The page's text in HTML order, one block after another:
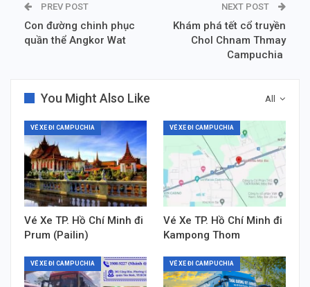
PREV POST
Con đường chinh phục
quần thể Angkor Wat
NEXT POST
Khám phá tết cổ truyền
Chol Chnam Thmay
Campuchia
All
You Might Also Like
VÉ XE ĐI CAMPUCHIA
Vé Xe TP. Hồ Chí Minh đi
Prum (Pailin)
VÉ XE ĐI CAMPUCHIA
Vé Xe TP. Hồ Chí Minh đi
Kampong Thom
VÉ XE ĐI CAMPUCHIA VÉ XE ĐI CAMPUCHIA